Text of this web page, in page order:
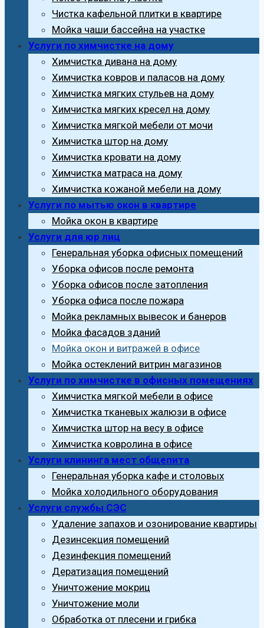
Чистка кафельной плитки в квартире
Мойка чаши бассейна на участке
Услуги по химчистке на дому
Химчистка дивана на дому
Химчистка ковров и паласов на дому
Химчистка мягких стульев на дому
Химчистка мягких кресел на дому
Химчистка мягкой мебели от мочи
Химчистка штор на дому
Химчистка кровати на дому
Химчистка матраса на дому
Химчистка кожаной мебели на дому
Услуги по мытью окон в квартире
Мойка окон в квартире
Услуги для юр лиц
Генеральная уборка офисных помещений
Уборка офисов после ремонта
Уборка офисов после затопления
Уборка офиса после пожара
Мойка рекламных вывесок и банеров
Мойка фасадов зданий
Мойка окон и витражей в офисе
Мойка остеклений витрин магазинов
Услуги по химчистке в офисных помещениях
Химчистка мягкой мебели в офисе
Химчистка тканевых жалюзи в офисе
Химчистка штор на весу в офисе
Химчистка ковролина в офисе
Услуги клининга мест общепита
Генеральная уборка кафе и столовых
Мойка холодильного оборудования
Услуги службы СЭС
Удаление запахов и озонирование квартиры
Дезинсекция помещений
Дезинфекция помещений
Дератизация помещений
Уничтожение мокриц
Уничтожение моли
Обработка от плесени и грибка